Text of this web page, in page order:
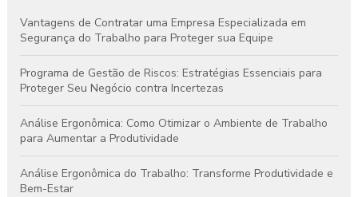
Vantagens de Contratar uma Empresa Especializada em
Segurança do Trabalho para Proteger sua Equipe
Programa de Gestão de Riscos: Estratégias Essenciais para
Proteger Seu Negócio contra Incertezas
Análise Ergonômica: Como Otimizar o Ambiente de Trabalho
para Aumentar a Produtividade
Análise Ergonômica do Trabalho: Transforme Produtividade e
Bem-Estar